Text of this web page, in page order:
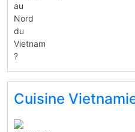
Cuisine